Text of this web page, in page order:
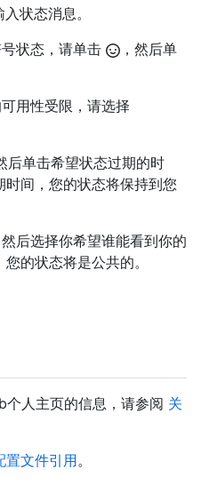
状态消息。
号状态，请单击
，然后单
用性受限，请选择
后单击希望状态过期的时
间，您的状态将保持到您
后选择你希望谁能看到你的
的状态将是公共的。
人主页的信息，请参阅 关
置文件引用。